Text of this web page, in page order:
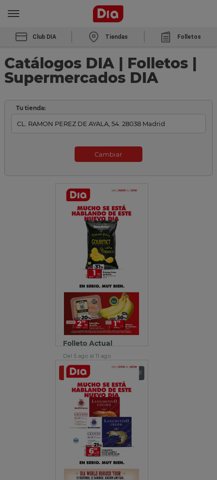
Club DIA Tiendas Folletos
Catálogos DIA | Folletos |
Supermercados DIA
Tu tienda:
Cambiar
Folleto Actual
Del 5 ago al 11 ago
Ver folleto Descargar PDF